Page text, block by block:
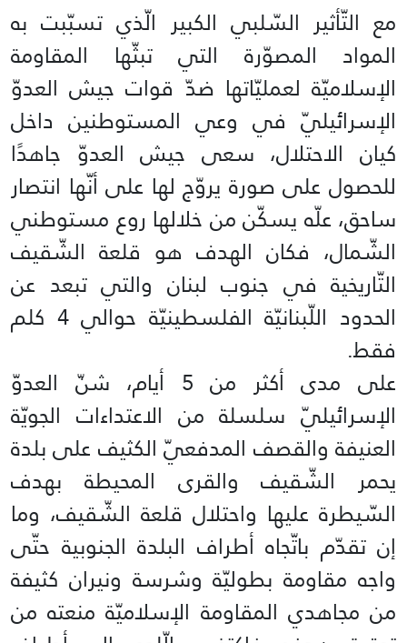
مع التّأثير السّلبي الكبير الّذي تسبّبت به
المواد المصوّرة التي تبثّها المقاومة
الإسلاميّة لعمليّاتها ضدّ قوات جيش العدوّ
الإسرائيليّ في وعي المستوطنين داخل
كيان الاحتلال، سعى جيش العدوّ جاهدًا
للحصول على صورة يروّج لها على أنّها انتصار
ساحق، علّه يسكّن من خلالها روع مستوطني
الشّمال، فكان الهدف هو قلعة الشّقيف
التّاريخية في جنوب لبنان والتي تبعد عن
الحدود اللّبنانيّة الفلسطينيّة حوالي 4 كلم
فقط.
على مدى أكثر من 5 أيام، شنّ العدوّ
الإسرائيليّ سلسلة من الاعتداءات الجويّة
العنيفة والقصف المدفعيّ الكثيف على بلدة
يحمر الشّقيف والقرى المحيطة بهدف
السّيطرة عليها واحتلال قلعة الشّقيف، وما
إن تقدّم باتّجاه أطراف البلدة الجنوبية حتّى
واجه مقاومة بطوليّة وشرسة ونيران كثيفة
من مجاهدي المقاومة الإسلاميّة منعته من